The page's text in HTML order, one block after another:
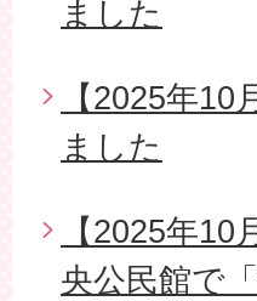
ました
【2025年
ました
【2025年
央公民館で